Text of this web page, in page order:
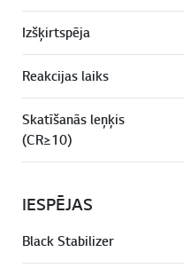
Izšķirtspēja
Reakcijas laiks
Skatīšanās leņķis
(CR≥10)
IESPĒJAS
Black Stabilizer